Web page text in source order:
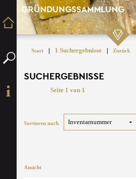
GRÜNDUNGSSAMMLUNG
Start | 1 Suchergebnisse | Zurück
SUCHERGEBNISSE
Seite 1 von 1
Sortieren nach
Ansicht